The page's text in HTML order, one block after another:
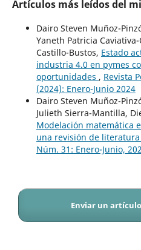
Artículos más leídos del
Dairo Steven Muñoz-
Yaneth Patricia
Castillo-Bustos, Estado
industria 4.0 en pymes
oportunidades , Revista
(2024): Enero-Junio 2024
Dairo Steven Muñoz-
Julieth Sierra-Mantilla,
Modelación matemática
una revisión de literatura
Núm. 31: Enero-Junio,
Enviar un artículo